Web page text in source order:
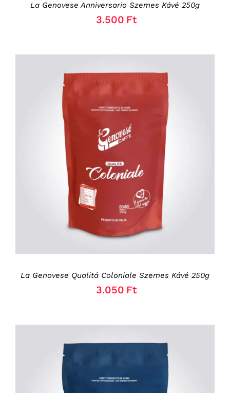
La Genovese Anniversario Szemes Kávé 250g
3.500 Ft
KOSÁRBA TESZEM RÉSZLETEK
La Genovese Qualitá Coloniale Szemes Kávé 250g
3.050 Ft